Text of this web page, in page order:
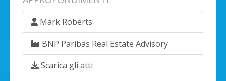
Mark Roberts
BNP Paribas Real Estate Advisory
Scarica gli atti